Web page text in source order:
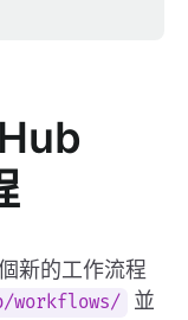
新的工作流程
workflows/
並